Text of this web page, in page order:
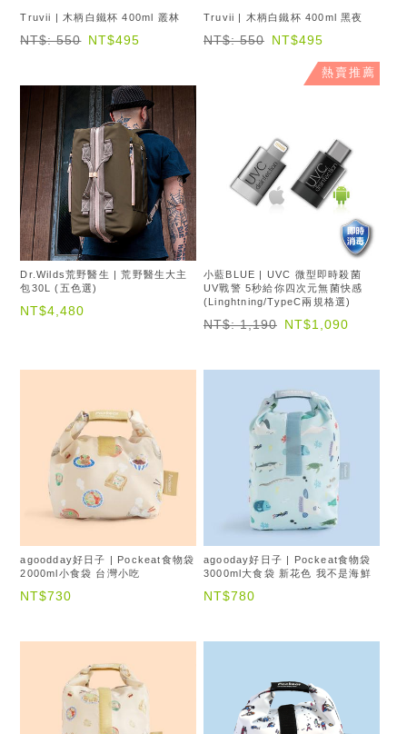
Truvii | 木柄白鐵杯 400ml 叢林
NT$: 550 NT$495
Truvii | 木柄白鐵杯 400ml 黑夜
NT$: 550 NT$495
Dr.Wilds荒野醫生 | 荒野醫生大主
包30L (五色選)
NT$4,480
熱賣推薦
小藍BLUE | UVC 微型即時殺菌
UV戰警 5秒給你四次元無菌快感
(Linghtning/TypeC兩規格選)
NT$: 1,190 NT$1,090
agoodday好日子 | Pockeat食物袋
2000ml小食袋 台灣小吃
NT$730
agooday好日子 | Pockeat食物袋
3000ml大食袋 新花色 我不是海鮮
NT$780